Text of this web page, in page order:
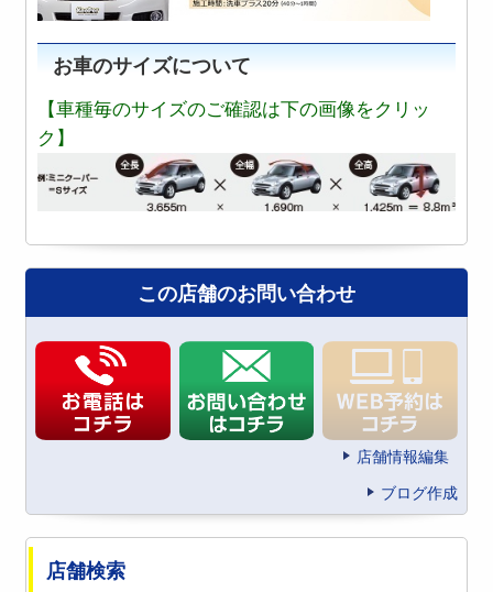
お車のサイズについて
【車種毎のサイズのご確認は下の画像をクリッ
ク】
この店舗のお問い合わせ
店舗情報編集
ブログ作成
店舗検索